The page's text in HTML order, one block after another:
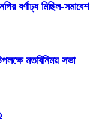
বর্ণাঢ্য মিছিল-সমাবেশ
মতবিনিময় সভা